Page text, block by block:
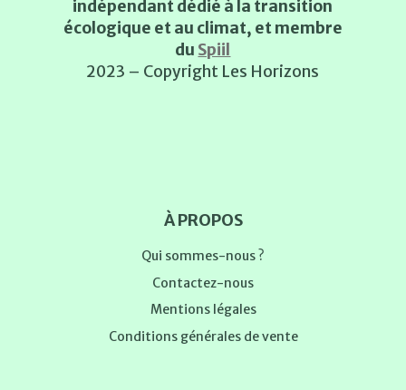
indépendant dédié à la transition
écologique et au climat, et membre
du Spiil
2023 – Copyright Les Horizons
À PROPOS
Qui sommes-nous ?
Contactez-nous
Mentions légales
Conditions générales de vente